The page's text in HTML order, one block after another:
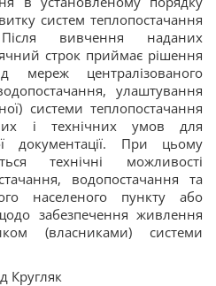
систем теплопостачання
вивчення наданих
строк приймає рішення
мереж централізованого
улаштування
системи теплопостачання
і технічних умов для
документації. При цьому
технічні можливості
водопостачання та
населеного пункту або
забезпечення живлення
(власниками) системи
Кругляк